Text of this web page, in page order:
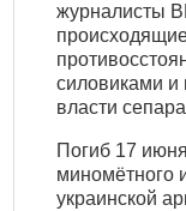
журналисты
силовиками и
власти
Погиб 17
миномётного
украинской